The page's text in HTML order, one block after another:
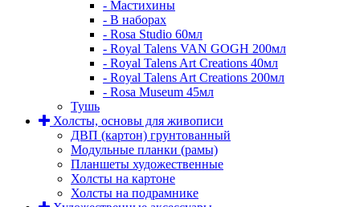
- Мастихины
- В наборах
- Rosa Studio 60мл
- Royal Talens VAN GOGH 200мл
- Royal Talens Art Creations 40мл
- Royal Talens Art Creations 200мл
- Rosa Museum 45мл
Тушь
Холсты, основы для живописи
ДВП (картон) грунтованный
Модульные планки (рамы)
Планшеты художественные
Холсты на картоне
Холсты на подрамнике